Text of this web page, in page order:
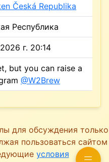
Česká Republika
Республика
г. 20:14
but you can raise a
@W2Brew
для обсуждения только
пользоваться сайтом
условия